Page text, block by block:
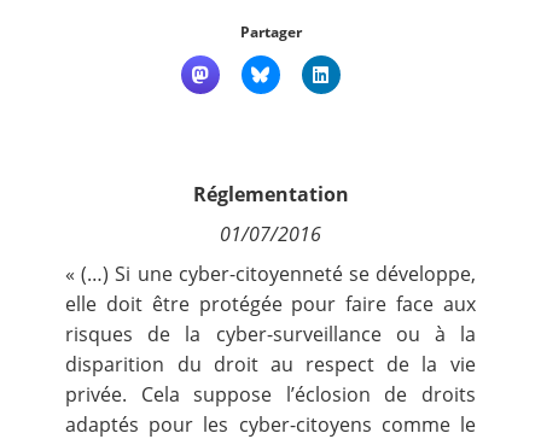
Nous suivre
Partager
Réglementation
01/07/2016
« (…) Si une cyber-citoyenneté se développe,
elle doit être protégée pour faire face aux
risques de la cyber-surveillance ou à la
disparition du droit au respect de la vie
privée. Cela suppose l’éclosion de droits
adaptés pour les cyber-citoyens comme le